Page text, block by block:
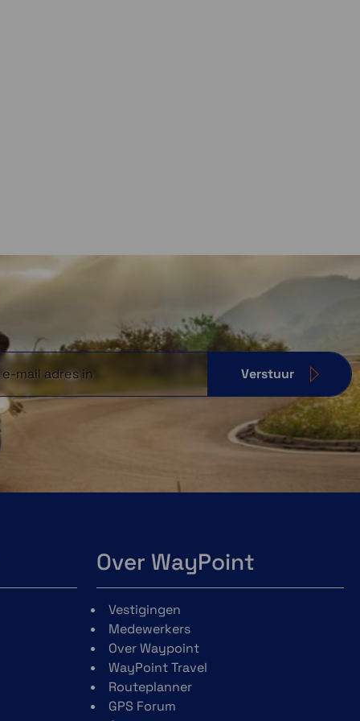
Verstuur
Over WayPoint
Vestigingen
Medewerkers
Over Waypoint
WayPoint Travel
Routeplanner
GPS Forum